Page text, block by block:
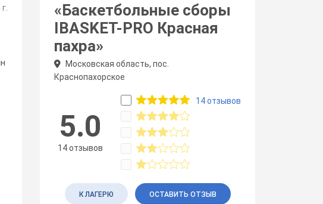
«Баскетбольные сборы
IBASKET-PRO Красная
пахра»
Московская область, пос.
Краснопахорское
5.0
14 отзывов
14 отзывов
К ЛАГЕРЮ ОСТАВИТЬ ОТЗЫВ